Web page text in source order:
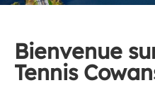
Bienvenue
Tennis